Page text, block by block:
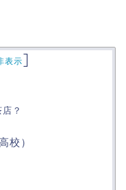
表示]
？
校）